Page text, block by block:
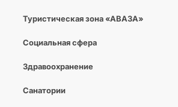
Туристическая зона «АВАЗА»
Социальная сфера
Здравоохранение
Санатории